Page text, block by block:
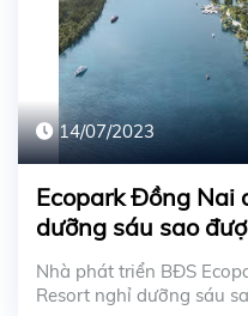
14/07/2023
Ecopark Đồng Nai
dưỡng sáu sao
ra mắt ở miền Nam
Nhà phát triển BĐS
Resort nghỉ dưỡng sáu